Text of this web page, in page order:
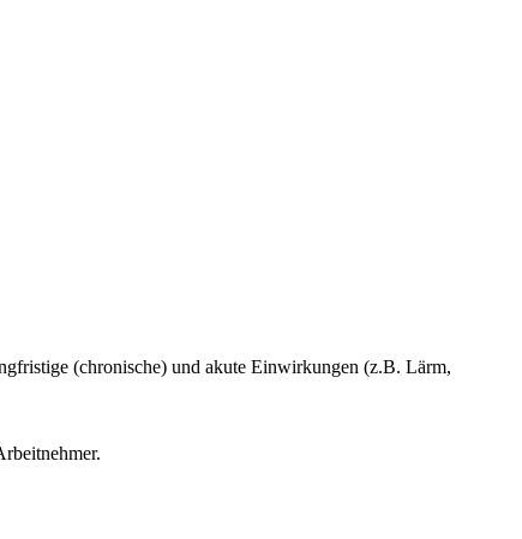
(chronische) und akute Einwirkungen (z.B. Lärm,